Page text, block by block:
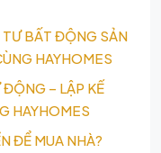
BẤT ĐỘNG SẢN
HAYHOMES
ĐỘNG – LẬP KẾ
HAYHOMES
ĐỂ MUA NHÀ?